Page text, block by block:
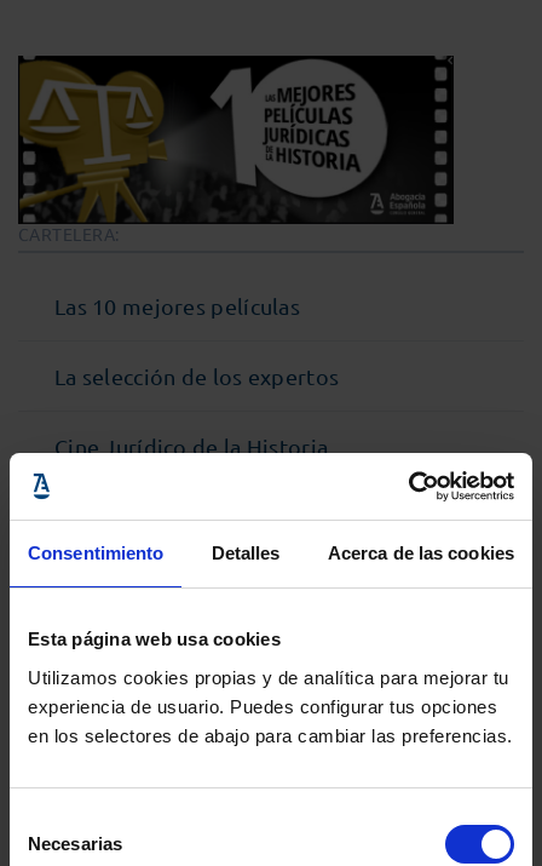
Consentimiento Detalles Acerca de las cookies
Esta página web usa cookies
Utilizamos cookies propias y de analítica para mejorar tu
experiencia de usuario. Puedes configurar tus opciones
en los selectores de abajo para cambiar las preferencias.
Necesarias
CARTELERA:
Las 10 mejores películas
La selección de los expertos
Cine Jurídico de la Historia